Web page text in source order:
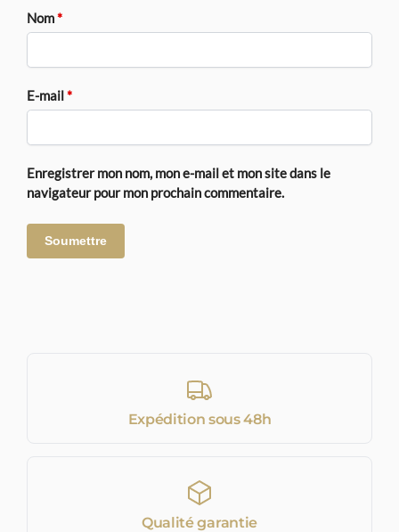
Nom*
E-mail*
Enregistrer mon nom, mon e-mail et mon site dans le
navigateur pour mon prochain commentaire.
Expédition sous 48h
Qualité garantie